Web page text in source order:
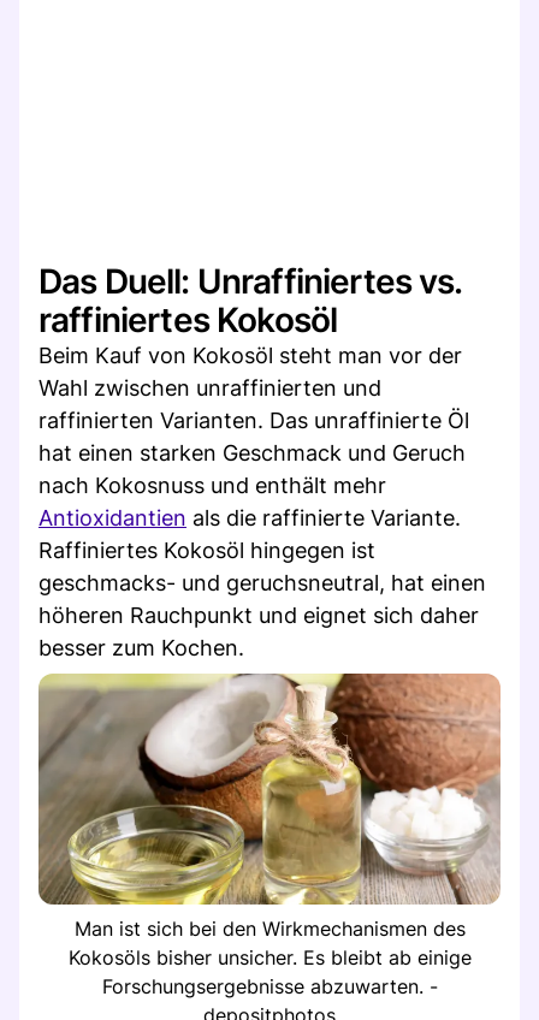
Das Duell: Unraffiniertes vs.
raffiniertes Kokosöl
Beim Kauf von Kokosöl steht man vor der
Wahl zwischen unraffinierten und
raffinierten Varianten. Das unraffinierte Öl
hat einen starken Geschmack und Geruch
nach Kokosnuss und enthält mehr
Antioxidantien als die raffinierte Variante.
Raffiniertes Kokosöl hingegen ist
geschmacks- und geruchsneutral, hat einen
höheren Rauchpunkt und eignet sich daher
besser zum Kochen.
Man ist sich bei den Wirkmechanismen des
Kokosöls bisher unsicher. Es bleibt ab einige
Forschungsergebnisse abzuwarten. -
depositphotos